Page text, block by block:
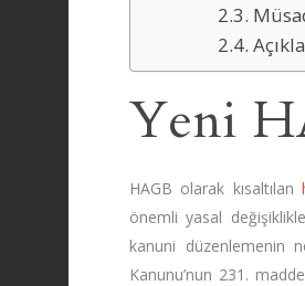
2.3.
2.4.
Yeni
HAGB olarak kısaltılan
önemli yasal
kanuni düzenlemenin
Kanunu’nun 231.